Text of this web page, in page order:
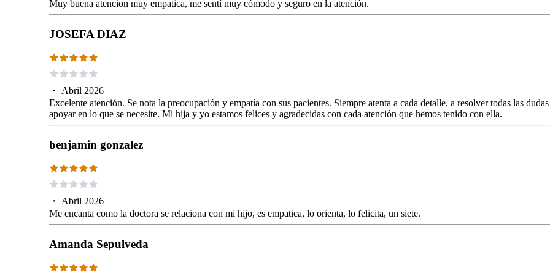
Muy buena atencion muy empatica, me sentí muy cómodo y seguro en la atención.
JOSEFA DIAZ
・ Abril 2026
Excelente atención. Se nota la preocupación y empatía con sus pacientes. Siempre atenta a cada detalle, a resolver todas las
apoyar en lo que se necesite. Mi hija y yo estamos felices y agradecidas con cada atención que hemos tenido con ella.
benjamin gonzalez
・ Abril 2026
Me encanta como la doctora se relaciona con mi hijo, es empatica, lo orienta, lo felicita, un siete.
Amanda Sepulveda